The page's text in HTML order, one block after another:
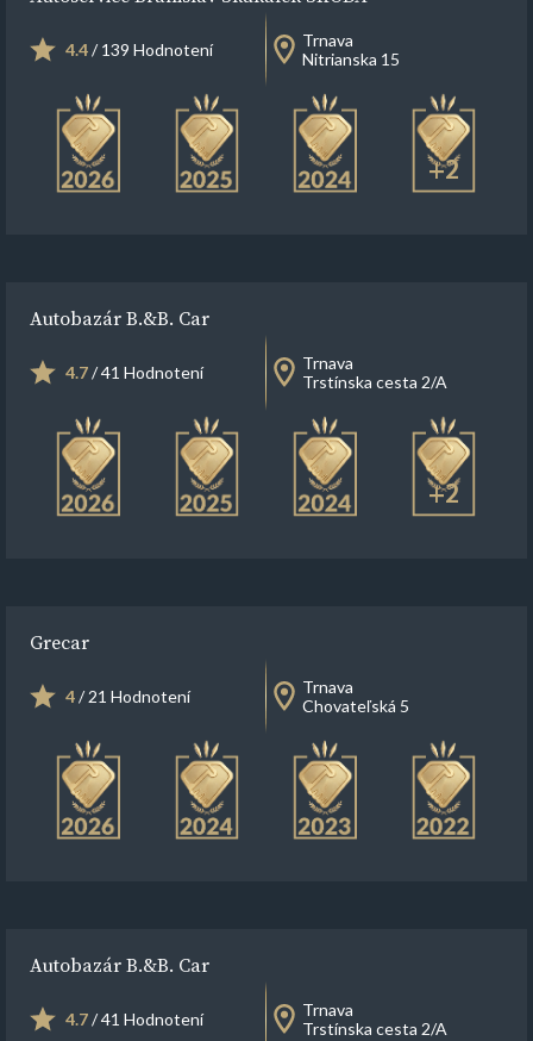
4.4/ 139 Hodnotení
Trnava
Nitrianska 15
+2
Autobazár B.&B. Car
4.7/ 41 Hodnotení
Trnava
Trstínska cesta 2/A
+2
Grecar
4/ 21 Hodnotení
Trnava
Chovateľská 5
Autobazár B.&B. Car
4.7/ 41 Hodnotení
Trnava
Trstínska cesta 2/A